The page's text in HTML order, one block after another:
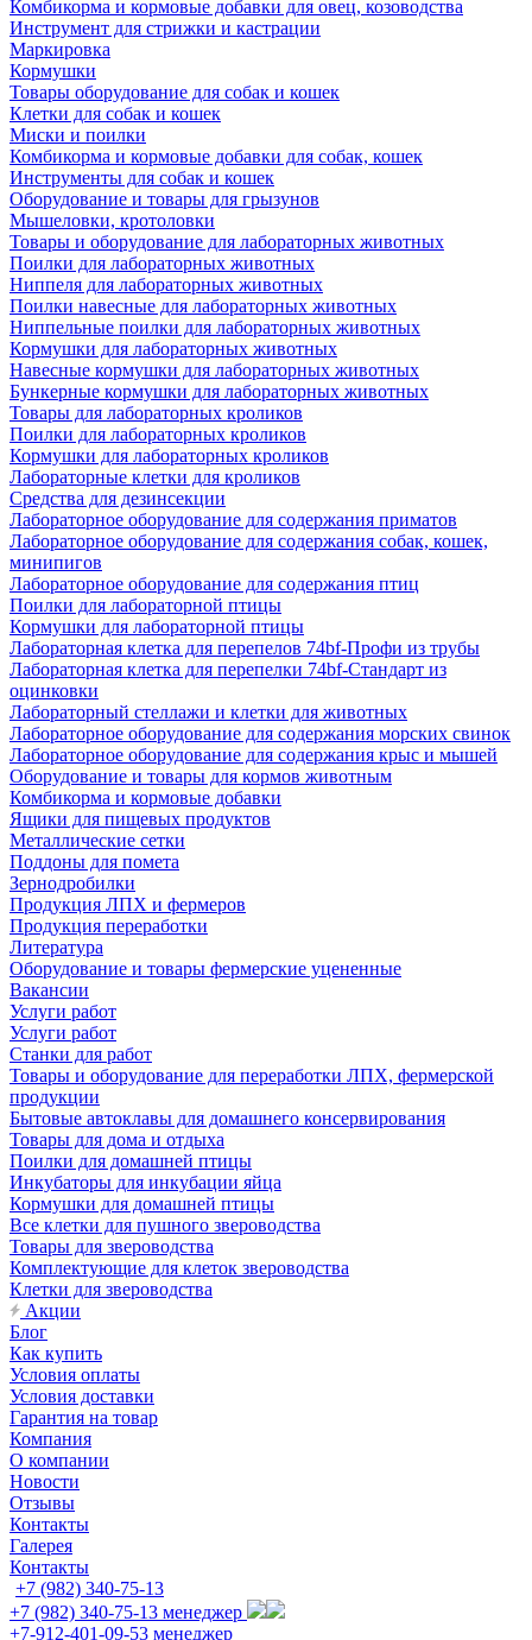
Комбикорма и кормовые добавки для овец, козоводства
Инструмент для стрижки и кастрации
Маркировка
Кормушки
Товары оборудование для собак и кошек
Клетки для собак и кошек
Миски и поилки
Комбикорма и кормовые добавки для собак, кошек
Инструменты для собак и кошек
Оборудование и товары для грызунов
Мышеловки, кротоловки
Товары и оборудование для лабораторных животных
Поилки для лабораторных животных
Ниппеля для лабораторных животных
Поилки навесные для лабораторных животных
Ниппельные поилки для лабораторных животных
Кормушки для лабораторных животных
Навесные кормушки для лабораторных животных
Бункерные кормушки для лабораторных животных
Товары для лабораторных кроликов
Поилки для лабораторных кроликов
Кормушки для лабораторных кроликов
Лабораторные клетки для кроликов
Средства для дезинсекции
Лабораторное оборудование для содержания приматов
Лабораторное оборудование для содержания собак, кошек,
минипигов
Лабораторное оборудование для содержания птиц
Поилки для лабораторной птицы
Кормушки для лабораторной птицы
Лабораторная клетка для перепелов 74bf-Профи из трубы
Лабораторная клетка для перепелки 74bf-Стандарт из
оцинковки
Лабораторный стеллажи и клетки для животных
Лабораторное оборудование для содержания морских свинок
Лабораторное оборудование для содержания крыс и мышей
Оборудование и товары для кормов животным
Комбикорма и кормовые добавки
Ящики для пищевых продуктов
Металлические сетки
Поддоны для помета
Зернодробилки
Продукция ЛПХ и фермеров
Продукция переработки
Литература
Оборудование и товары фермерские уцененные
Вакансии
Услуги работ
Услуги работ
Станки для работ
Товары и оборудование для переработки ЛПХ, фермерской
продукции
Бытовые автоклавы для домашнего консервирования
Товары для дома и отдыха
Поилки для домашней птицы
Инкубаторы для инкубации яйца
Кормушки для домашней птицы
Все клетки для пушного звероводства
Товары для звероводства
Комплектующие для клеток звероводства
Клетки для звероводства
Акции
Блог
Как купить
Условия оплаты
Условия доставки
Гарантия на товар
Компания
О компании
Новости
Отзывы
Контакты
Галерея
Контакты
+7 (982) 340-75-13
+7 (982) 340-75-13 менеджер
+7-912-401-09-53 менеджер